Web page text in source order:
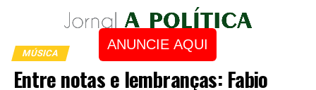
ANUNCIE AQUI
MÚSICA
Entre notas e lembranças: Fabio